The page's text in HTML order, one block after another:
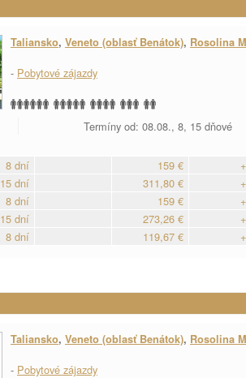
Taliansko, Veneto (oblasť Benátok), Rosolina
- Pobytové zájazdy
Termíny od: 08.08., 8, 15 dňové
8 dní 159 €
15 dní 311,80 €
8 dní 159 €
15 dní 273,26 €
8 dní 119,67 €
Taliansko, Veneto (oblasť Benátok), Rosolina
- Pobytové zájazdy